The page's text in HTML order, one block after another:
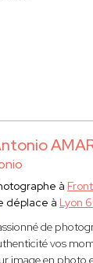
à
déplace à Lyon
de
vos
image en photo